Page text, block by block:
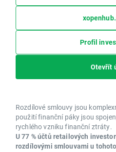
Profil
Otevřít
Rozdílové smlouvy jsou
použití finanční páky jsou
rychlého vzniku finanční ztráty.
U 77 % účtů retailových
rozdílovými smlouvami u